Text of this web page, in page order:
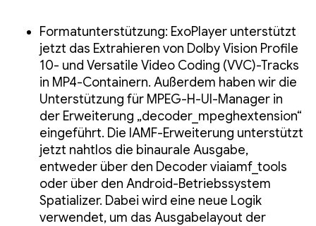
Formatunterstützung: ExoPlayer unterstützt
jetzt das Extrahieren von Dolby Vision Profile
10- und Versatile Video Coding (VVC)-Tracks
in MP4-Containern. Außerdem haben wir die
Unterstützung für MPEG-H-UI-Manager in
der Erweiterung „decoder_mpeghextension“
eingeführt. Die IAMF-Erweiterung unterstützt
jetzt nahtlos die binaurale Ausgabe,
entweder über den Decoder viaiamf_tools
oder über den Android-Betriebssystem
Spatializer. Dabei wird eine neue Logik
verwendet, um das Ausgabelayout der